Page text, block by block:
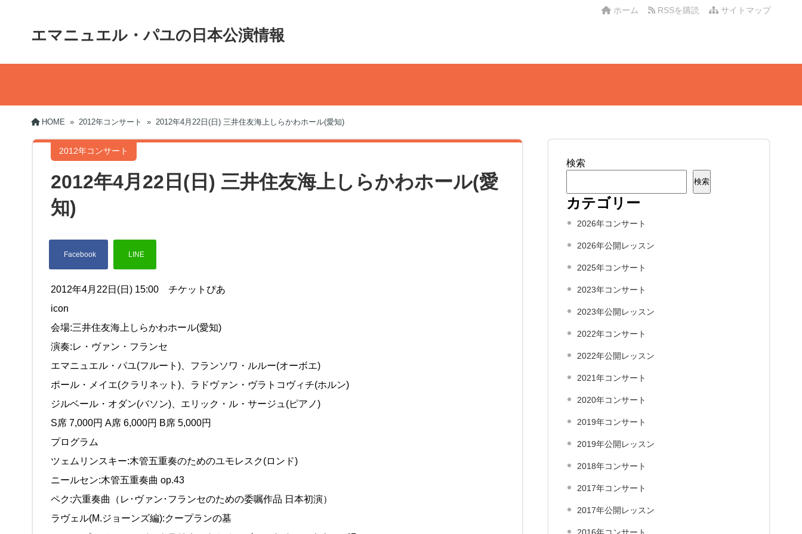
サイトマップ
RSSを購読
ホーム
エマニュエル・パユの日本公演情報
HOME » 2012年コンサート » 2012年4月22日(日) 三井住友海上しらかわホール(愛知)
2012年コンサート
2012年4月22日(日) 三井住友海上しらかわホール(愛
知)
2012年4月22日(日) 15:00 チケットぴあ
icon
会場:三井住友海上しらかわホール(愛知)
演奏:レ・ヴァン・フランセ
エマニュエル・パユ(フルート)、フランソワ・ルルー(オーボエ)
ポール・メイエ(クラリネット)、ラドヴァン・ヴラトコヴィチ(ホルン)
ジルベール・オダン(バソン)、エリック・ル・サージュ(ピアノ)
S席 7,000円 A席 6,000円 B席 5,000円
プログラム
ツェムリンスキー:木管五重奏のためのユモレスク(ロンド)
ニールセン:木管五重奏曲 op.43
ペク:六重奏曲（レ･ヴァン･フランセのための委嘱作品 日本初演）
ラヴェル(M.ジョーンズ編):クープランの墓
検索
検索
カテゴリー
2026年コンサート
2026年公開レッスン
2025年コンサート
2023年コンサート
2023年公開レッスン
2022年コンサート
2022年公開レッスン
2021年コンサート
2020年コンサート
2019年コンサート
2019年公開レッスン
2018年コンサート
2017年コンサート
2017年公開レッスン